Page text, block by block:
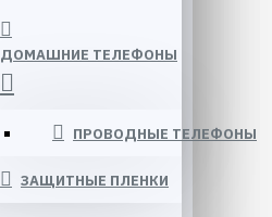
ДОМАШНИЕ ТЕЛЕФОНЫ
ПРОВОДНЫЕ ТЕЛЕФОНЫ
ЗАЩИТНЫЕ ПЛЕНКИ